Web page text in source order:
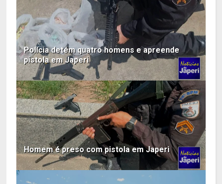
Polícia detém quatro homens e apreende
pistola em Japeri
Homem é preso com pistola em Japeri